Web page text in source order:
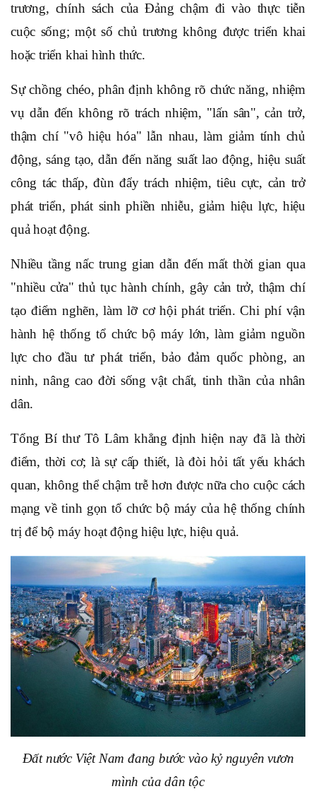
trương, chính sách của Đảng chậm đi vào thực tiễn
cuộc sống; một số chủ trương không được triển khai
hoặc triển khai hình thức.
Sự chồng chéo, phân định không rõ chức năng, nhiệm
vụ dẫn đến không rõ trách nhiệm, "lấn sân", cản trở,
thậm chí "vô hiệu hóa" lẫn nhau, làm giảm tính chủ
động, sáng tạo, dẫn đến năng suất lao động, hiệu suất
công tác thấp, đùn đẩy trách nhiệm, tiêu cực, cản trở
phát triển, phát sinh phiền nhiễu, giảm hiệu lực, hiệu
quả hoạt động.
Nhiều tầng nấc trung gian dẫn đến mất thời gian qua
"nhiều cửa" thủ tục hành chính, gây cản trở, thậm chí
tạo điểm nghẽn, làm lỡ cơ hội phát triển. Chi phí vận
hành hệ thống tổ chức bộ máy lớn, làm giảm nguồn
lực cho đầu tư phát triển, bảo đảm quốc phòng, an
ninh, nâng cao đời sống vật chất, tinh thần của nhân
dân.
Tổng Bí thư Tô Lâm khẳng định hiện nay đã là thời
điểm, thời cơ; là sự cấp thiết, là đòi hỏi tất yếu khách
quan, không thể chậm trễ hơn được nữa cho cuộc cách
mạng về tinh gọn tổ chức bộ máy của hệ thống chính
trị để bộ máy hoạt động hiệu lực, hiệu quả.
Đất nước Việt Nam đang bước vào kỷ nguyên vươn
mình của dân tộc